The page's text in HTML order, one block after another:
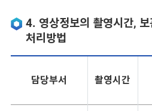
4. 영상정보의 촬영시간,
처리방법
담당부서 촬영시간